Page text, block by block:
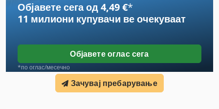
Објавете сега од 4,49 €*
11 милиони купувачи ве очекуваат
Објавете оглас сега
*по оглас/месечно
Зачувај пребарување